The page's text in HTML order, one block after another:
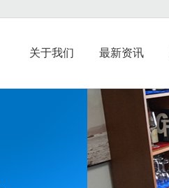
关于我们 最新资讯